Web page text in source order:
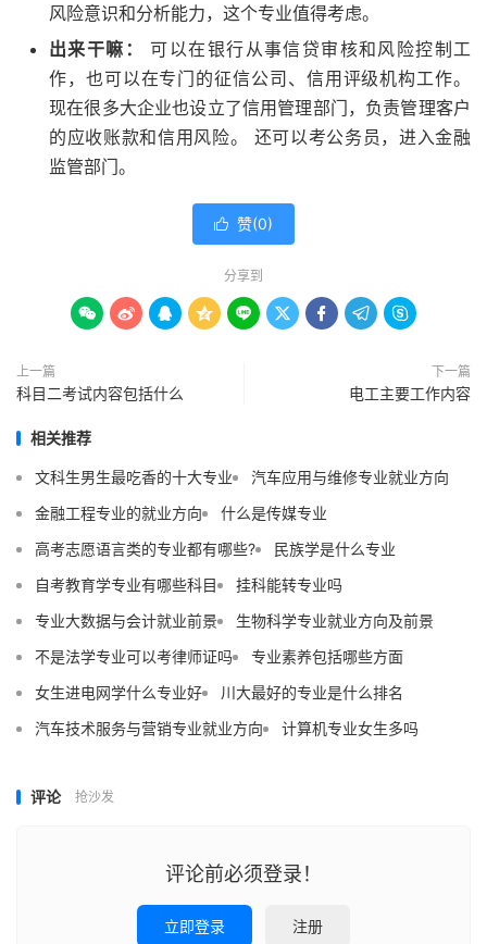
风险意识和分析能力，这个专业值得考虑。
出来干嘛：
可以在银行从事信贷审核和风险控制工
作，也可以在专门的征信公司、信用评级机构工作。
现在很多大企业也设立了信用管理部门，负责管理客户
的应收账款和信用风险。 还可以考公务员，进入金融
监管部门。
 赞(0)
分享到
        
上一篇
科目二考试内容包括什么
下一篇
电工主要工作内容
相关推荐
文科生男生最吃香的十大专业
汽车应用与维修专业就业方向
金融工程专业的就业方向
什么是传媒专业
高考志愿语言类的专业都有哪些?
民族学是什么专业
自考教育学专业有哪些科目
挂科能转专业吗
专业大数据与会计就业前景
生物科学专业就业方向及前景
不是法学专业可以考律师证吗
专业素养包括哪些方面
女生进电网学什么专业好
川大最好的专业是什么排名
汽车技术服务与营销专业就业方向
计算机专业女生多吗
评论 抢沙发
评论前必须登录！
立即登录 注册